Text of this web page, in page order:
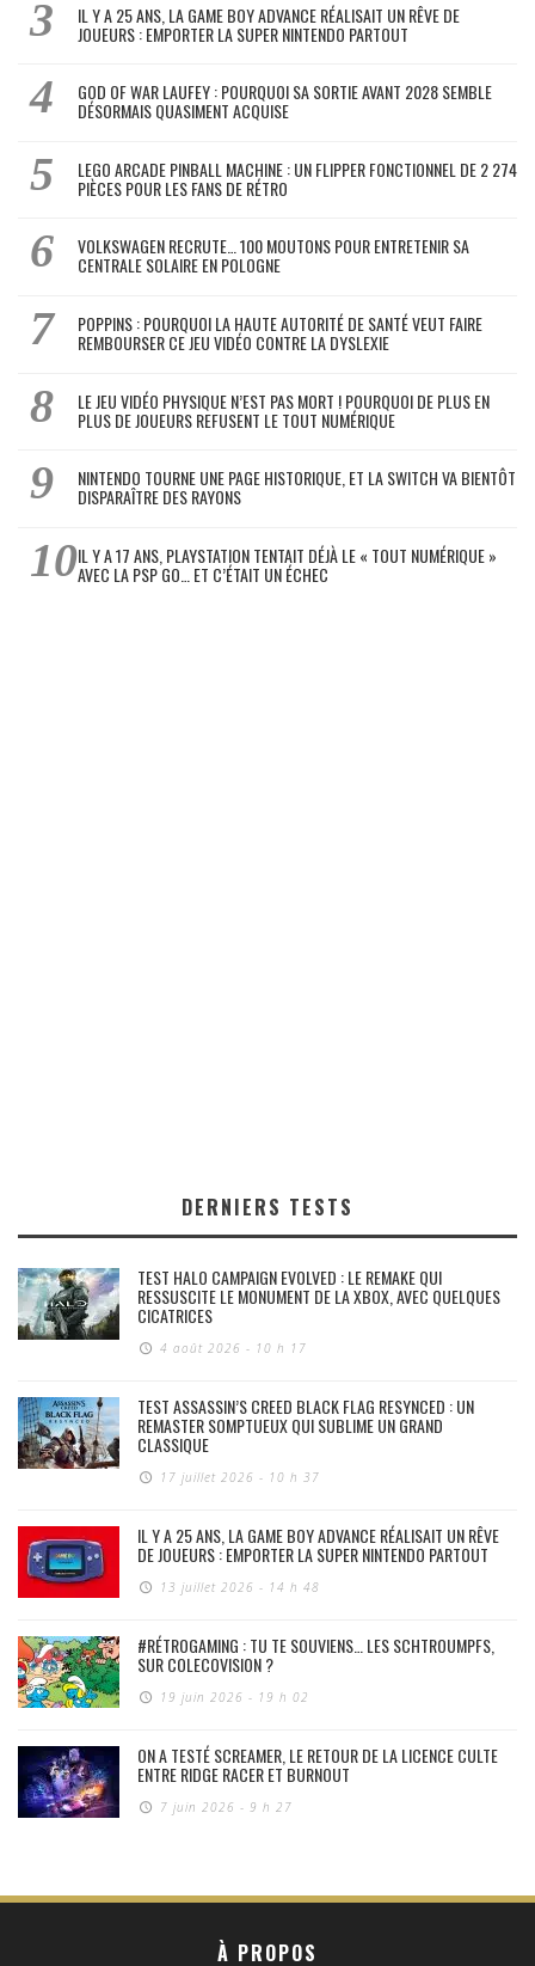
IL Y A 25 ANS, LA GAME BOY ADVANCE RÉALISAIT UN RÊVE DE
JOUEURS : EMPORTER LA SUPER NINTENDO PARTOUT
GOD OF WAR LAUFEY : POURQUOI SA SORTIE AVANT 2028 SEMBLE
DÉSORMAIS QUASIMENT ACQUISE
LEGO ARCADE PINBALL MACHINE : UN FLIPPER FONCTIONNEL DE 2 274
PIÈCES POUR LES FANS DE RÉTRO
VOLKSWAGEN RECRUTE… 100 MOUTONS POUR ENTRETENIR SA
CENTRALE SOLAIRE EN POLOGNE
POPPINS : POURQUOI LA HAUTE AUTORITÉ DE SANTÉ VEUT FAIRE
REMBOURSER CE JEU VIDÉO CONTRE LA DYSLEXIE
LE JEU VIDÉO PHYSIQUE N’EST PAS MORT ! POURQUOI DE PLUS EN
PLUS DE JOUEURS REFUSENT LE TOUT NUMÉRIQUE
NINTENDO TOURNE UNE PAGE HISTORIQUE, ET LA SWITCH VA BIENTÔT
DISPARAÎTRE DES RAYONS
IL Y A 17 ANS, PLAYSTATION TENTAIT DÉJÀ LE « TOUT NUMÉRIQUE »
AVEC LA PSP GO… ET C’ÉTAIT UN ÉCHEC
DERNIERS TESTS
TEST HALO CAMPAIGN EVOLVED : LE REMAKE QUI
RESSUSCITE LE MONUMENT DE LA XBOX, AVEC QUELQUES
CICATRICES
4 août 2026 - 10 h 17
TEST ASSASSIN’S CREED BLACK FLAG RESYNCED : UN
REMASTER SOMPTUEUX QUI SUBLIME UN GRAND
CLASSIQUE
17 juillet 2026 - 10 h 37
IL Y A 25 ANS, LA GAME BOY ADVANCE RÉALISAIT UN RÊVE
DE JOUEURS : EMPORTER LA SUPER NINTENDO PARTOUT
13 juillet 2026 - 14 h 48
#RÉTROGAMING : TU TE SOUVIENS… LES SCHTROUMPFS,
SUR COLECOVISION ?
19 juin 2026 - 19 h 02
ON A TESTÉ SCREAMER, LE RETOUR DE LA LICENCE CULTE
ENTRE RIDGE RACER ET BURNOUT
7 juin 2026 - 9 h 27
À PROPOS